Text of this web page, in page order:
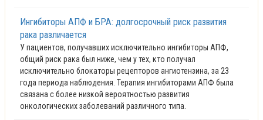
Ингибиторы АПФ и БРА: долгосрочный риск развития
рака различается
У пациентов, получавших исключительно ингибиторы АПФ,
общий риск рака был ниже, чем у тех, кто получал
исключительно блокаторы рецепторов ангиотензина, за 23
года периода наблюдения. Терапия ингибиторами АПФ была
связана с более низкой вероятностью развития
онкологических заболеваний различного типа.